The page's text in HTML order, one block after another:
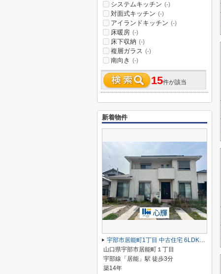
システムキッチン (-)
対面式キッチン (-)
アイランドキッチン (-)
床暖房 (-)
床下収納 (-)
複層ガラス (-)
南向き (-)
15件が該当
新着物件
宇部市居能町1丁目 中古住宅 6LDK／2階建
山口県宇部市居能町１丁目
宇部線「居能」駅 徒歩3分
築14年